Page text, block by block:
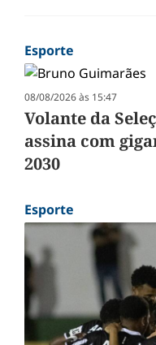
Esporte
08/08/2026 às 15:47
Volante da
assina com
2030
Esporte